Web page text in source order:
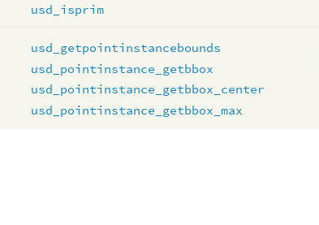
usd_isprim
usd_getpointinstancebounds
usd_pointinstance_getbbox
usd_pointinstance_getbbox_center
usd_pointinstance_getbbox_max